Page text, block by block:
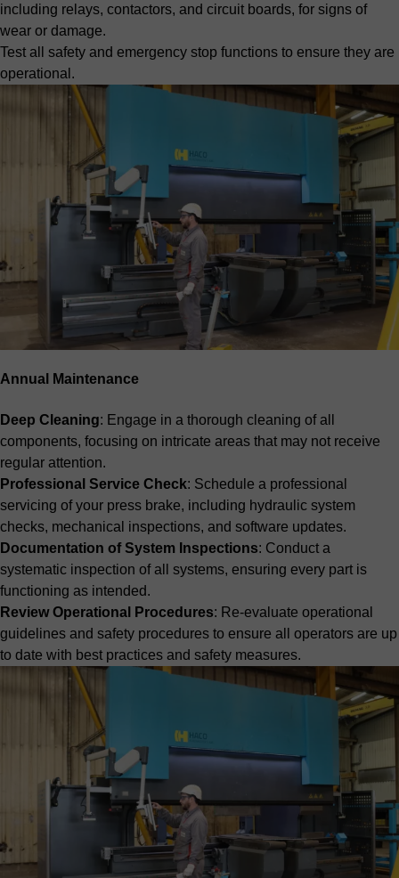
including relays, contactors, and circuit boards, for signs of
wear or damage.
Test all safety and emergency stop functions to ensure they are
operational.
Annual Maintenance
Deep Cleaning: Engage in a thorough cleaning of all
components, focusing on intricate areas that may not receive
regular attention.
Professional Service Check: Schedule a professional
servicing of your press brake, including hydraulic system
checks, mechanical inspections, and software updates.
Documentation of System Inspections: Conduct a
systematic inspection of all systems, ensuring every part is
functioning as intended.
Review Operational Procedures: Re-evaluate operational
guidelines and safety procedures to ensure all operators are up
to date with best practices and safety measures.